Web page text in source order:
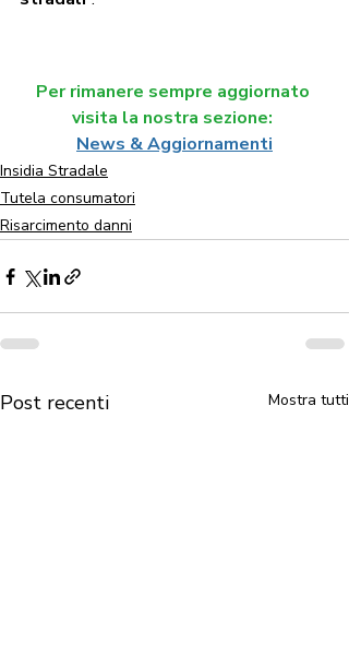
Per rimanere sempre aggiornato
visita la nostra sezione:
News & Aggiornamenti
Insidia Stradale
Tutela consumatori
Risarcimento danni
Post recenti Mostra tutti